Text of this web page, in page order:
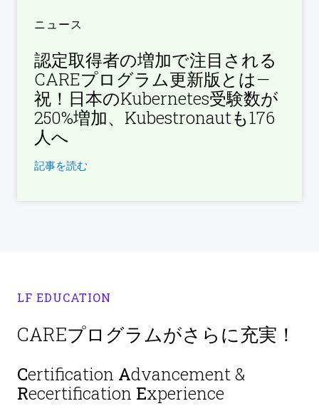
ニュース
認定取得者の増加で注目される
CAREプログラム更新版とは—
祝！日本のKubernetes受験数が
250%増加、Kubestronautも176
人へ
記事を読む
LF EDUCATION
CAREプログラムがさらに充実！
Certification Advancement &
Recertification Experience